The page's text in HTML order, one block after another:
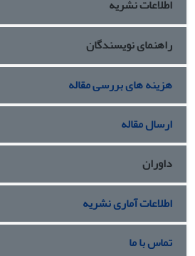
اطلاعات نشریه
راهنمای نویسندگان
هزینه های بررسی مقاله
ارسال مقاله
داوران
اطلاعات آماری نشریه
تماس با ما